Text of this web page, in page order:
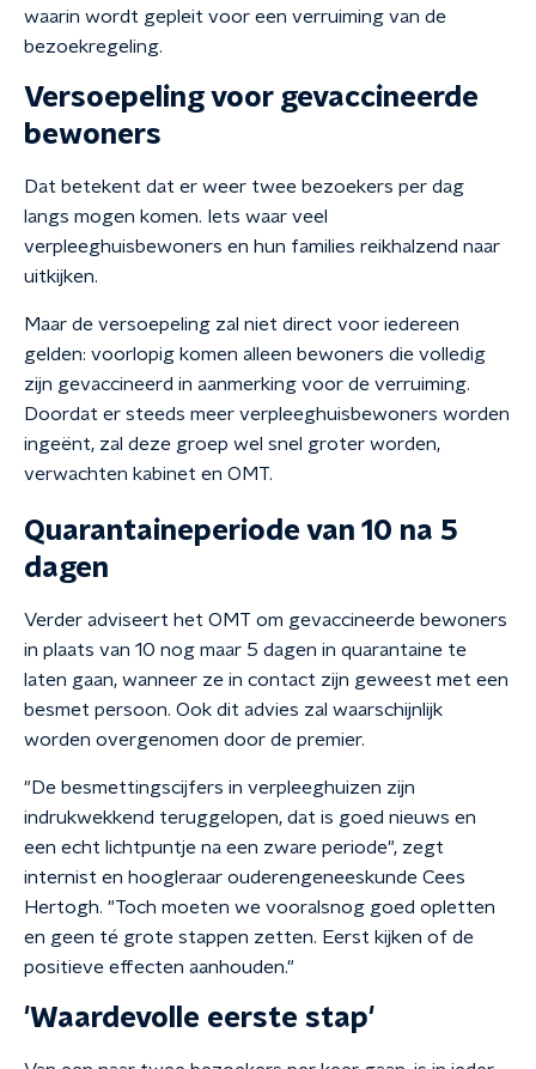
waarin wordt gepleit voor een verruiming van de
bezoekregeling.
Versoepeling voor gevaccineerde
bewoners
Dat betekent dat er weer twee bezoekers per dag
langs mogen komen. Iets waar veel
verpleeghuisbewoners en hun families reikhalzend naar
uitkijken.
Maar de versoepeling zal niet direct voor iedereen
gelden: voorlopig komen alleen bewoners die volledig
zijn gevaccineerd in aanmerking voor de verruiming.
Doordat er steeds meer verpleeghuisbewoners worden
ingeënt, zal deze groep wel snel groter worden,
verwachten kabinet en OMT.
Quarantaineperiode van 10 na 5
dagen
Verder adviseert het OMT om gevaccineerde bewoners
in plaats van 10 nog maar 5 dagen in quarantaine te
laten gaan, wanneer ze in contact zijn geweest met een
besmet persoon. Ook dit advies zal waarschijnlijk
worden overgenomen door de premier.
"De besmettingscijfers in verpleeghuizen zijn
indrukwekkend teruggelopen, dat is goed nieuws en
een echt lichtpuntje na een zware periode", zegt
internist en hoogleraar ouderengeneeskunde Cees
Hertogh. "Toch moeten we vooralsnog goed opletten
en geen té grote stappen zetten. Eerst kijken of de
positieve effecten aanhouden."
'Waardevolle eerste stap'